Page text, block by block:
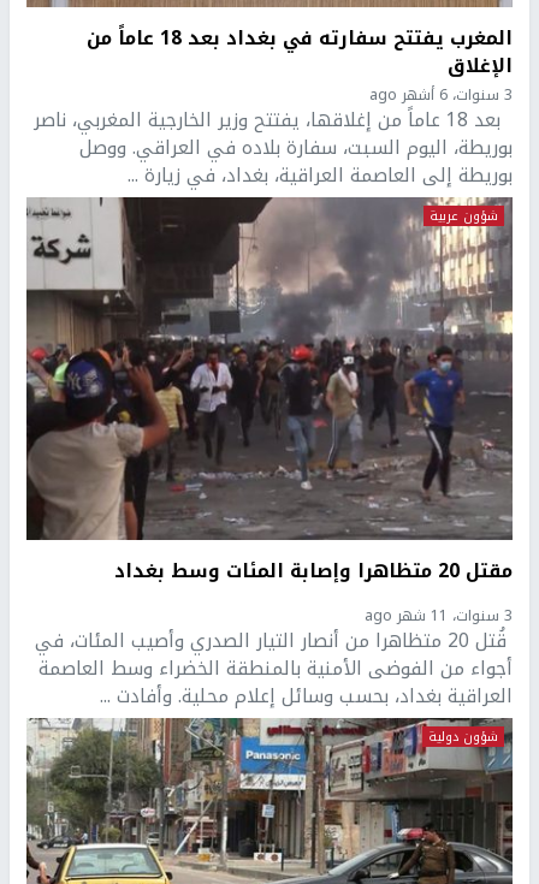
المغرب يفتتح سفارته في بغداد بعد 18 عاماً من
الإغلاق
3 سنوات، 6 أشهر ago
بعد 18 عاماً من إغلاقها، يفتتح وزير الخارجية المغربي، ناصر
بوريطة، اليوم السبت، سفارة بلاده في العراقي. ووصل
بوريطة إلى العاصمة العراقية، بغداد، في زيارة ...
شؤون عربية
مقتل 20 متظاهرا وإصابة المئات وسط بغداد
3 سنوات، 11 شهر ago
قُتل 20 متظاهرا من أنصار التيار الصدري وأصيب المئات، في
أجواء من الفوضى الأمنية بالمنطقة الخضراء وسط العاصمة
العراقية بغداد، بحسب وسائل إعلام محلية. وأفادت ...
شؤون دولية